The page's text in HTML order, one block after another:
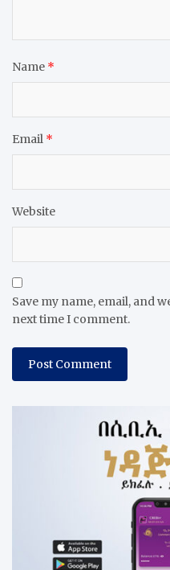
Name *
Email *
Website
Save my name, email, and
next time I comment.